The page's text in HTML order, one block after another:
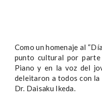
Como un homenaje al
punto cultural por
Piano y en la voz del
deleitaron a todos con la
Dr. Daisaku Ikeda.